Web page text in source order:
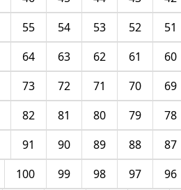
51
52
53
54
55
60
61
62
63
64
69
70
71
72
73
78
79
80
81
82
87
88
89
90
91
96
97
98
99
100